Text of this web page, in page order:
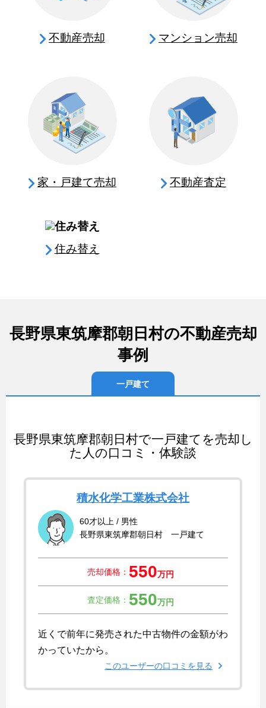
不動産売却 マンション売却
家・戸建て売却 不動産査定
住み替え
長野県東筑摩郡朝日村の不動産売却
事例
一戸建て
長野県東筑摩郡朝日村で一戸建てを売却し
た人の口コミ・体験談
積水化学工業株式会社
60才以上 / 男性
長野県東筑摩郡朝日村 一戸建て
売却価格： 550万円
査定価格： 550万円
近くで前年に発売された中古物件の金額がわ
かっていたから。
このユーザーの口コミを見る